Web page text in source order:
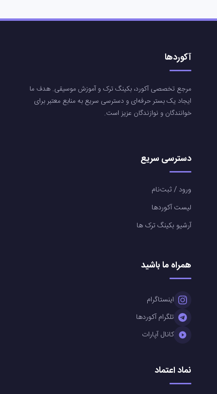
آکوردها
مرجع تخصصی آکورد، بکینگ ترک و آموزش موسیقی. هدف ما
ایجاد یک بستر حرفه‌ای و دسترسی سریع به منابع معتبر برای
خوانندگان و نوازندگان عزیز است.
دسترسی سریع
ورود / ثبت‌نام
لیست آکوردها
آرشیو بکینگ ترک ها
همراه ما باشید
اینستاگرام
تلگرام آکوردها
کانال آپارات
نماد اعتماد